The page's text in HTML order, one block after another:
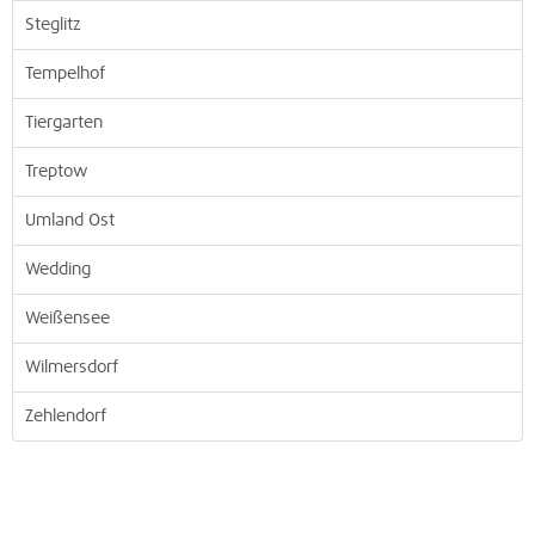
Steglitz
Tempelhof
Tiergarten
Treptow
Umland Ost
Wedding
Weißensee
Wilmersdorf
Zehlendorf